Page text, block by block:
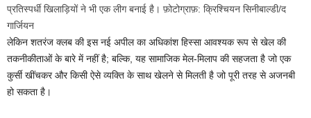
प्रतिस्पर्धी खिलाड़ियों ने भी एक लीग बनाई है। फ़ोटोग्राफ़: क्रिश्चियन सिनीबाल्डी/द
गार्जियन
लेकिन शतरंज क्लब की इस नई अपील का अधिकांश हिस्सा आवश्यक रूप से खेल की
तकनीकीताओं के बारे में नहीं है; बल्कि, यह सामाजिक मेल-मिलाप की सहजता है जो एक
कुर्सी खींचकर और किसी ऐसे व्यक्ति के साथ खेलने से मिलती है जो पूरी तरह से अजनबी
हो सकता है।